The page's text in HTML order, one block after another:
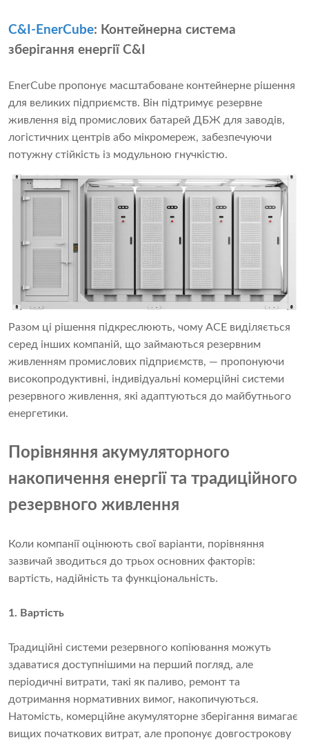
C&I-EnerCube: Контейнерна система
зберігання енергії C&I
EnerCube пропонує масштабоване контейнерне рішення
для великих підприємств. Він підтримує резервне
живлення від промислових батарей ДБЖ для заводів,
логістичних центрів або мікромереж, забезпечуючи
потужну стійкість із модульною гнучкістю.
Разом ці рішення підкреслюють, чому ACE виділяється
серед інших компаній, що займаються резервним
живленням промислових підприємств, — пропонуючи
високопродуктивні, індивідуальні комерційні системи
резервного живлення, які адаптуються до майбутнього
енергетики.
Порівняння акумуляторного
накопичення енергії та традиційного
резервного живлення
Коли компанії оцінюють свої варіанти, порівняння
зазвичай зводиться до трьох основних факторів:
вартість, надійність та функціональність.
1. Вартість
Традиційні системи резервного копіювання можуть
здаватися доступнішими на перший погляд, але
періодичні витрати, такі як паливо, ремонт та
дотримання нормативних вимог, накопичуються.
Натомість, комерційне акумуляторне зберігання вимагає
вищих початкових витрат, але пропонує довгострокову